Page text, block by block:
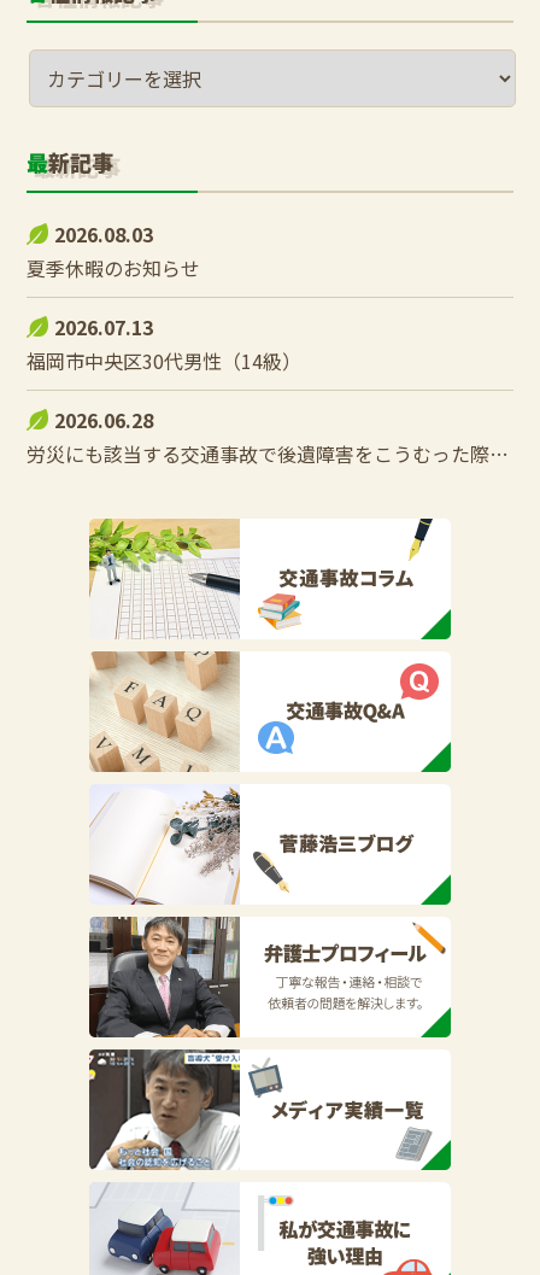
最新記事
2026.08.03
夏季休暇のお知らせ
2026.07.13
福岡市中央区30代男性（14級）
2026.06.28
労災にも該当する交通事故で後遺障害をこうむった際の控除調整とは？